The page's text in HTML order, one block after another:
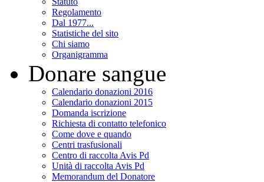
Regolamento
Dal 1977...
Statistiche del sito
Chi siamo
Organigramma
Donare sangue
Calendario donazioni 2016
Calendario donazioni 2015
Domanda iscrizione
Richiesta di contatto telefonico
Come dove e quando
Centri trasfusionali
Centro di raccolta Avis Pd
Unità di raccolta Avis Pd
Memorandum del Donatore